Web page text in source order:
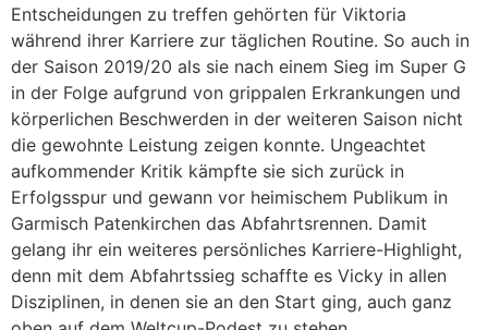
Entscheidungen zu treffen gehörten für Viktoria
während ihrer Karriere zur täglichen Routine. So auch in
der Saison 2019/20 als sie nach einem Sieg im Super G
in der Folge aufgrund von grippalen Erkrankungen und
körperlichen Beschwerden in der weiteren Saison nicht
die gewohnte Leistung zeigen konnte. Ungeachtet
aufkommender Kritik kämpfte sie sich zurück in
Erfolgsspur und gewann vor heimischem Publikum in
Garmisch Patenkirchen das Abfahrtsrennen. Damit
gelang ihr ein weiteres persönliches Karriere-Highlight,
denn mit dem Abfahrtssieg schaffte es Vicky in allen
Disziplinen, in denen sie an den Start ging, auch ganz